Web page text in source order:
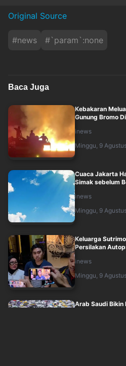
Original Source
#news #`param`:none
Baca Juga
Kebakaran
Gunung Bromo
inews
Minggu, 9
Cuaca Jakarta
Simak sebelum
inews
Minggu, 9
Keluarga
Persilakan
inews
Minggu, 9
Arab Saudi Bikin